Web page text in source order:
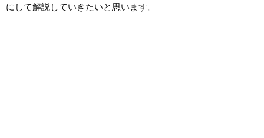
にして解説していきたいと思います。